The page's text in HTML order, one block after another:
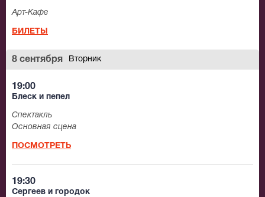
Арт-Кафе
БИЛЕТЫ
8 сентября Вторник
19:00
Блеск и пепел
Спектакль
Основная сцена
ПОСМОТРЕТЬ
19:30
Сергеев и городок